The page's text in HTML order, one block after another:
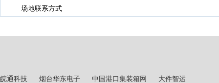
场地联系方式
皖通科技 烟台华东电子 中国港口集装箱网
大件智运